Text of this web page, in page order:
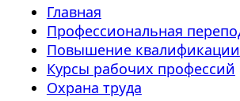
Главная
Профессиональная
Повышение квалификации
Курсы рабочих профессий
Охрана труда